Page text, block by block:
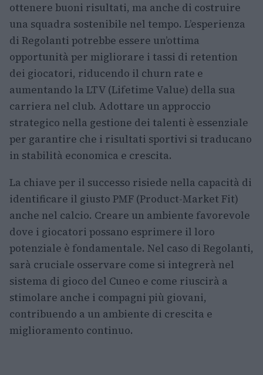
ottenere buoni risultati, ma anche di costruire
una squadra sostenibile nel tempo. L’esperienza
di Regolanti potrebbe essere un’ottima
opportunità per migliorare i tassi di retention
dei giocatori, riducendo il churn rate e
aumentando la LTV (Lifetime Value) della sua
carriera nel club. Adottare un approccio
strategico nella gestione dei talenti è essenziale
per garantire che i risultati sportivi si traducano
in stabilità economica e crescita.
La chiave per il successo risiede nella capacità di
identificare il giusto PMF (Product-Market Fit)
anche nel calcio. Creare un ambiente favorevole
dove i giocatori possano esprimere il loro
potenziale è fondamentale. Nel caso di Regolanti,
sarà cruciale osservare come si integrerà nel
sistema di gioco del Cuneo e come riuscirà a
stimolare anche i compagni più giovani,
contribuendo a un ambiente di crescita e
miglioramento continuo.